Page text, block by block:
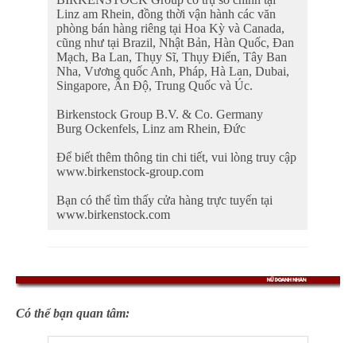
Linz am Rhein, đồng thời vận hành các văn
phòng bán hàng riêng tại Hoa Kỳ và Canada,
cũng như tại Brazil, Nhật Bản, Hàn Quốc, Đan
Mạch, Ba Lan, Thụy Sĩ, Thụy Điển, Tây Ban
Nha, Vương quốc Anh, Pháp, Hà Lan, Dubai,
Singapore, Ấn Độ, Trung Quốc và Úc.
Birkenstock Group B.V. & Co. Germany
Burg Ockenfels, Linz am Rhein, Đức
Để biết thêm thông tin chi tiết, vui lòng truy cập
www.birkenstock-group.com
Bạn có thể tìm thấy cửa hàng trực tuyến tại
www.birkenstock.com
Có thể bạn quan tâm: